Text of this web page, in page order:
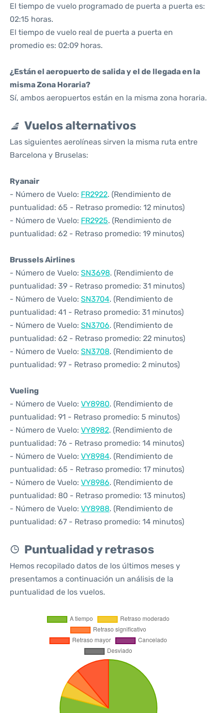
El tiempo de vuelo programado de puerta a puerta es:
02:15 horas.
El tiempo de vuelo real de puerta a puerta en
promedio es: 02:09 horas.
¿Están el aeropuerto de salida y el de llegada en la
misma Zona Horaria?
Sí, ambos aeropuertos están en la misma zona horaria.
Vuelos alternativos
Las siguientes aerolíneas sirven la misma ruta entre
Barcelona y Bruselas:
Ryanair
- Número de Vuelo: FR2922. (Rendimiento de
puntualidad: 65 - Retraso promedio: 12 minutos)
- Número de Vuelo: FR2925. (Rendimiento de
puntualidad: 62 - Retraso promedio: 19 minutos)
Brussels Airlines
- Número de Vuelo: SN3698. (Rendimiento de
puntualidad: 39 - Retraso promedio: 31 minutos)
- Número de Vuelo: SN3704. (Rendimiento de
puntualidad: 41 - Retraso promedio: 31 minutos)
- Número de Vuelo: SN3706. (Rendimiento de
puntualidad: 62 - Retraso promedio: 22 minutos)
- Número de Vuelo: SN3708. (Rendimiento de
puntualidad: 97 - Retraso promedio: 2 minutos)
Vueling
- Número de Vuelo: VY8980. (Rendimiento de
puntualidad: 91 - Retraso promedio: 5 minutos)
- Número de Vuelo: VY8982. (Rendimiento de
puntualidad: 76 - Retraso promedio: 14 minutos)
- Número de Vuelo: VY8984. (Rendimiento de
puntualidad: 65 - Retraso promedio: 17 minutos)
- Número de Vuelo: VY8986. (Rendimiento de
puntualidad: 80 - Retraso promedio: 13 minutos)
- Número de Vuelo: VY8988. (Rendimiento de
puntualidad: 67 - Retraso promedio: 14 minutos)
Puntualidad y retrasos
Hemos recopilado datos de los últimos meses y
presentamos a continuación un análisis de la
puntualidad de los vuelos.